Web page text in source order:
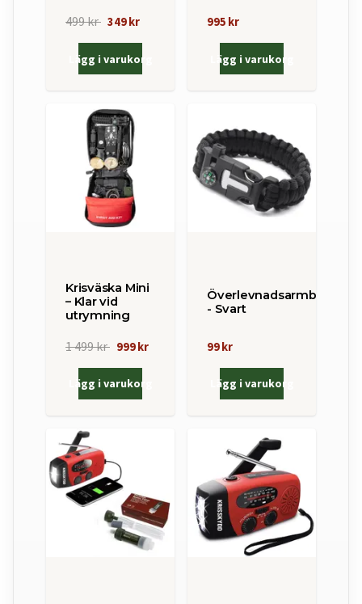
499 kr 349 kr
Lägg i varukorg
995 kr
Lägg i varukorg
Krisväska Mini
– Klar vid
utrymning
1 499 kr 999 kr
Lägg i varukorg
Överlevnadsarmband
- Svart
99 kr
Lägg i varukorg